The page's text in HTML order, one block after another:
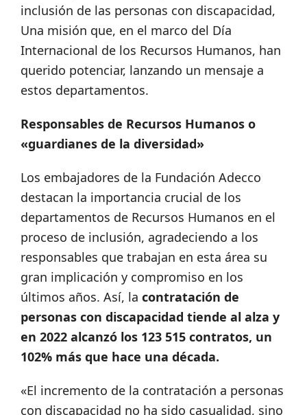
inclusión de las personas con discapacidad,
Una misión que, en el marco del Día
Internacional de los Recursos Humanos, han
querido potenciar, lanzando un mensaje a
estos departamentos.
Responsables de Recursos Humanos o
«guardianes de la diversidad»
Los embajadores de la Fundación Adecco
destacan la importancia crucial de los
departamentos de Recursos Humanos en el
proceso de inclusión, agradeciendo a los
responsables que trabajan en esta área su
gran implicación y compromiso en los
últimos años. Así, la contratación de
personas con discapacidad tiende al alza y
en 2022 alcanzó los 123 515 contratos, un
102% más que hace una década.
«El incremento de la contratación a personas
con discapacidad no ha sido casualidad, sino